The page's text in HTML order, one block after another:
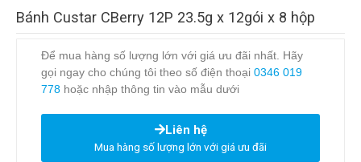
Bánh Custar CBerry 12P 23.5g x 12gói x 8 hộp
Để mua hàng số lượng lớn với giá ưu đãi nhất. Hãy
gọi ngay cho chúng tôi theo số điện thoại 0346 019
778 hoặc nhập thông tin vào mẫu dưới
Liên hệ
Mua hàng số lượng lớn với giá ưu đãi